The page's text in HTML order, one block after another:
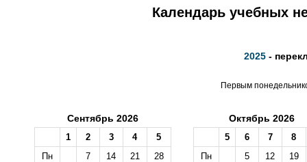
Календарь учебных
2025 -
Первым
Сентябрь 2026
1 2 3 4
5
Пн
7 14 21
28
Октябрь 2026
5 6 7
8
Пн
5 12
19